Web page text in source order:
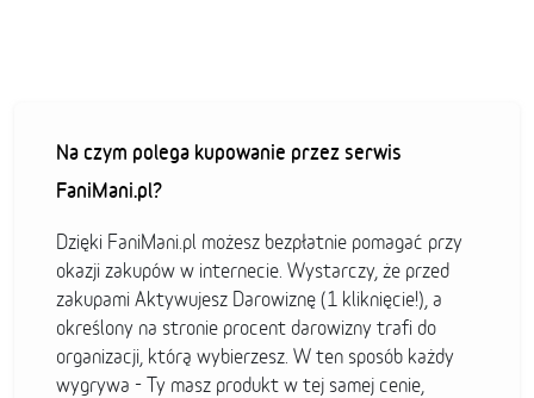
Na czym polega kupowanie przez serwis
FaniMani.pl?
Dzięki FaniMani.pl możesz bezpłatnie pomagać przy
okazji zakupów w internecie. Wystarczy, że przed
zakupami Aktywujesz Darowiznę (1 kliknięcie!), a
określony na stronie procent darowizny trafi do
organizacji, którą wybierzesz. W ten sposób każdy
wygrywa - Ty masz produkt w tej samej cenie,